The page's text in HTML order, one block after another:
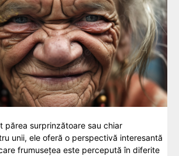
părea surprinzătoare sau chiar
unii, ele oferă o perspectivă interesantă
frumusețea este percepută în diferite